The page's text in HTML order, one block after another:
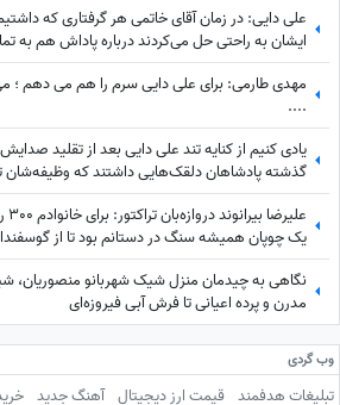
علی دایی: در زمان آقای خاتمی هر گرفتاری‌ که
ایشان به راحتی حل می‌کردند درباره پاداش هم به
مهدی طارمی: برای علی دایی سرم را هم می دهم ؛
....
یادی کنیم از کنایه تند علی دایی بعد از تقلید
گذشته پادشاهان دلقک‌هایی داشتند که وظیفه‌شان
بود+عکس
یک چوپان همیشه سنگ در دستانم بود تا از گوسفندان مراقبت کنم
نگاهی به چیدمان منزل شیک شهربانو منصوریان،
مدرن و پرده اعیانی تا فرش آبی فیروزه‌ای
وب گردی
تبلیغات هدفمند قیمت ارز دیجیتال آهنگ جدید